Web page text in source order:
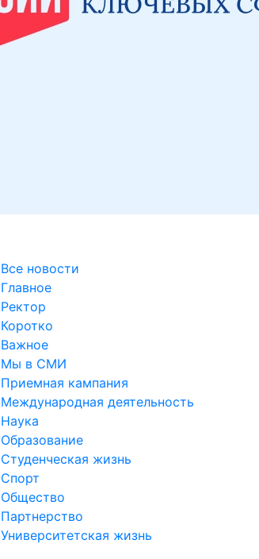
Все новости
Главное
Ректор
Коротко
Важное
Мы в СМИ
Приемная кампания
Международная деятельность
Наука
Образование
Студенческая жизнь
Спорт
Общество
Партнерство
Университетская жизнь